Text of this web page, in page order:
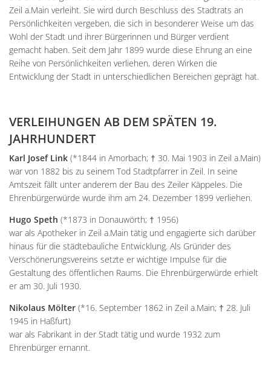
2025
2026
Online Anträge Online Portal
Stellenangebote Bauhofmitarbeiter für
Bekanntmachungen
Errichtung von
Managementplan Natura
Bekanntmachung zum
Integration
Friedhof
Friedhof
Friedhof
Kommunale Wärmeplanung
Wohnmobilstellplatz
Wein, Bier und Edelbrände
Zeil a.Main verleiht. Sie wird durch Beschluss des Stadtrats an
Persönlichkeiten vergeben, die sich in besonderer Weise um das
Wohl der Stadt und ihrer Bürgerinnen und Bürger verdient
gemacht haben. Seit dem Jahr 1899 wurde diese Ehrung an eine
Reihe von Persönlichkeiten verliehen, deren Wirken die
Entwicklung der Stadt in unterschiedlichen Bereichen geprägt hat.
VERLEIHUNGEN AB DEM SPÄTEN 19.
JAHRHUNDERT
Karl Josef Link (*1844 in Amorbach; † 30. Mai 1903 in Zeil a.Main)
war von 1882 bis zu seinem Tod Stadtpfarrer in Zeil. In seine
Amtszeit fällt unter anderem der Bau des Zeiler Käppeles. Die
Ehrenbürgerwürde wurde ihm am 24. Dezember 1899 verliehen.
Hugo Speth (*1873 in Donauwörth; † 1956)
war als Apotheker in Zeil a.Main tätig und engagierte sich darüber
hinaus für die städtebauliche Entwicklung. Als Gründer des
Verschönerungsvereins setzte er wichtige Impulse für die
Gestaltung des öffentlichen Raums. Die Ehrenbürgerwürde erhielt
er am 30. Juli 1930.
Nikolaus Mölter (*16. September 1862 in Zeil a.Main; † 28. Juli
1945 in Haßfurt)
war als Fabrikant in der Stadt tätig und wurde 1932 zum
Ehrenbürger ernannt.